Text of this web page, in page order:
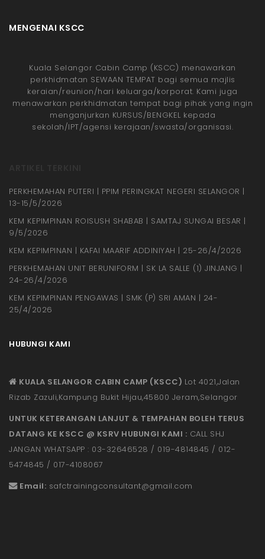
MENGENAI KSCC
Kuala Selangor Cabin Camp (KSCC) menawarkan
perkhidmatan SEWAAN TEMPAT bagi semua majlis
keraian/reunion/hari keluarga/korporat. Kami juga
menawarkan perkhidmatan tempat bagi pihak yang ingin
menganjurkan KURSUS/BENGKEL kepada
sekolah/IPT/agensi kerajaan/swasta/organisasi.
PERKHEMAHAN PUTERI | PPIM PERINGKAT NEGERI SELANGOR |
13-15/5/2026
KEM KEPIMPINAN ROISUSH SHABAB | SAMTAJ SUNGAI BESAR |
9/5/2026
KEM KEPIMPINAN | KAFAI MAARIF ADDINIYAH | 25-26/4/2026
PERKHEMAHAN UNIT BERUNIFORM | SK LA SALLE (1) JINJANG |
24-26/4/2026
KEM KEPIMPINAN PENGAWAS | SMK (P) SRI AMAN | 24-
25/4/2026
HUBUNGI KAMI
KUALA SELANGOR CABIN CAMP (KSCC) Lot 4021,Jalan
Rizab Zazuli,Kampung Bukit Hijau,45800 Jeram,Selangor
UNTUK KETERANGAN LANJUT & TEMPAHAN BOLEH TERUS
DATANG KE KSCC @ KSRV HUBUNGI KAMI : CALL SHJ
JANGAN WHATSAPP : 03-32646528 / 019-4814845 / 012-
5474845 / 017-4108067
Email: safctrainingconsultant@gmail.com